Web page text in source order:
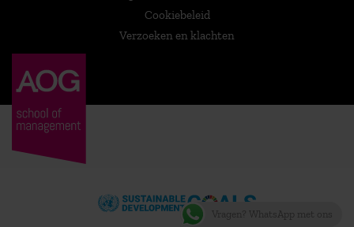
Cookiebeleid
Verzoeken en klachten
Vragen? WhatsApp met ons